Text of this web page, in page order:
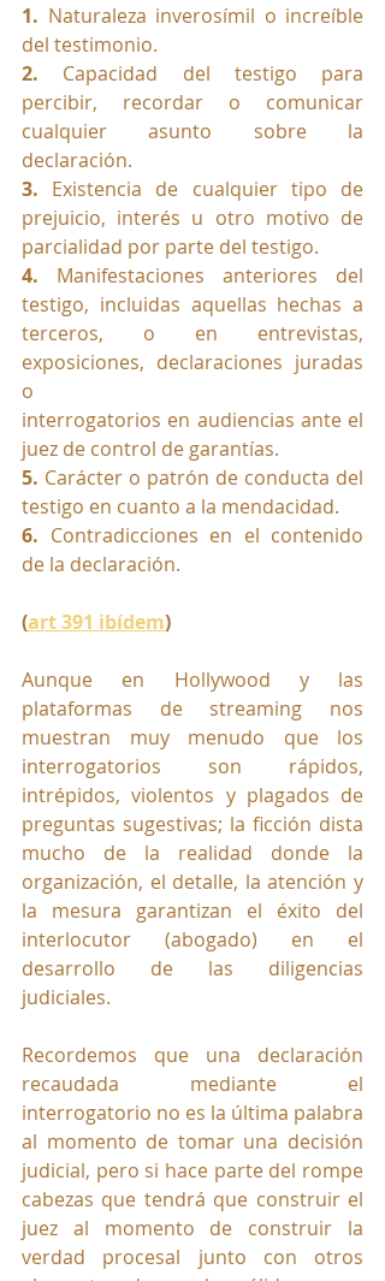
1. Naturaleza inverosímil o increíble
del testimonio.
2. Capacidad del testigo para
percibir, recordar o comunicar
cualquier asunto sobre la
declaración.
3. Existencia de cualquier tipo de
prejuicio, interés u otro motivo de
parcialidad por parte del testigo.
4. Manifestaciones anteriores del
testigo, incluidas aquellas hechas a
terceros, o en entrevistas,
exposiciones, declaraciones juradas
o
interrogatorios en audiencias ante el
juez de control de garantías.
5. Carácter o patrón de conducta del
testigo en cuanto a la mendacidad.
6. Contradicciones en el contenido
de la declaración.
(art 391 ibídem)
Aunque en Hollywood y las
plataformas de streaming nos
muestran muy menudo que los
interrogatorios son rápidos,
intrépidos, violentos y plagados de
preguntas sugestivas; la ficción dista
mucho de la realidad donde la
organización, el detalle, la atención y
la mesura garantizan el éxito del
interlocutor (abogado) en el
desarrollo de las diligencias
judiciales.
Recordemos que una declaración
recaudada mediante el
interrogatorio no es la última palabra
al momento de tomar una decisión
judicial, pero si hace parte del rompe
cabezas que tendrá que construir el
juez al momento de construir la
verdad procesal junto con otros